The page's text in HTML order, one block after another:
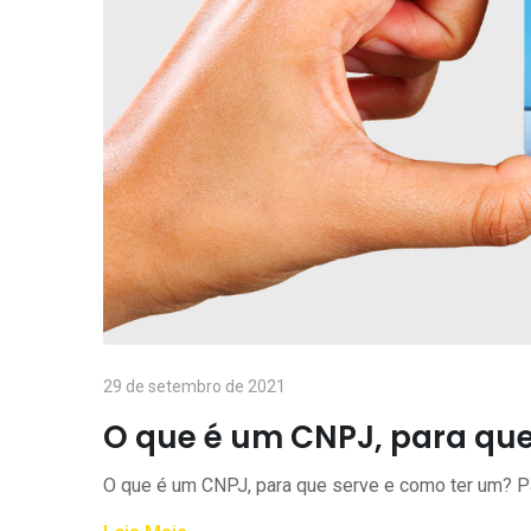
29 de setembro de 2021
O que é um CNPJ, para
O que é um CNPJ, para que serve e como ter um?